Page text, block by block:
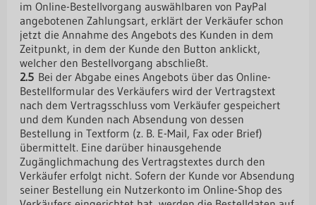
im Online-Bestellvorgang auswählbaren von PayPal
angebotenen Zahlungsart, erklärt der Verkäufer schon
jetzt die Annahme des Angebots des Kunden in dem
Zeitpunkt, in dem der Kunde den Button anklickt,
welcher den Bestellvorgang abschließt.
2.5 Bei der Abgabe eines Angebots über das Online-
Bestellformular des Verkäufers wird der Vertragstext
nach dem Vertragsschluss vom Verkäufer gespeichert
und dem Kunden nach Absendung von dessen
Bestellung in Textform (z. B. E-Mail, Fax oder Brief)
übermittelt. Eine darüber hinausgehende
Zugänglichmachung des Vertragstextes durch den
Verkäufer erfolgt nicht. Sofern der Kunde vor Absendung
seiner Bestellung ein Nutzerkonto im Online-Shop des